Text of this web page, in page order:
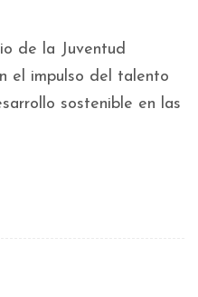
de la Juventud
el impulso del talento
sostenible en las